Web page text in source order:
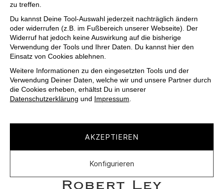
zu treffen.
Du kannst Deine Tool-Auswahl jederzeit nachträglich ändern
oder widerrufen (z.B. im Fußbereich unserer Webseite). Der
Widerruf hat jedoch keine Auswirkung auf die bisherige
Verwendung der Tools und Ihrer Daten. Du kannst hier den
Einsatz von Cookies ablehnen.
Weitere Informationen zu den eingesetzten Tools und der
Verwendung Deiner Daten, welche wir und unsere Partner durch
die Cookies erheben, erhältst Du in unserer
Datenschutzerklärung und Impressum.
AKZEPTIEREN
Konfigurieren